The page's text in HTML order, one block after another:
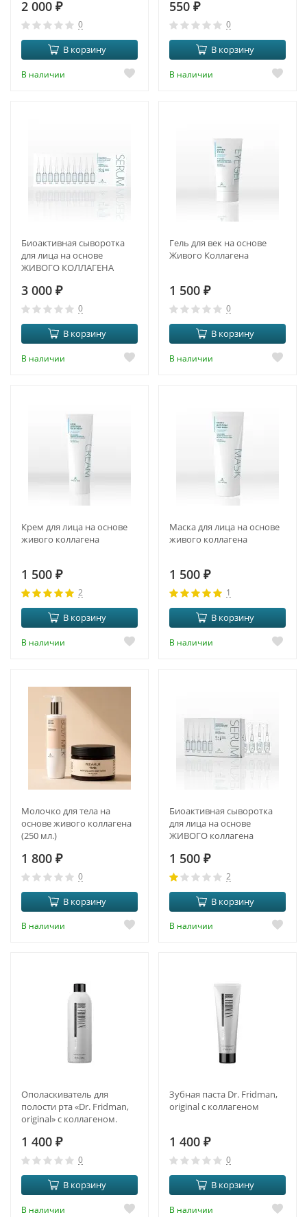
2 000 ₽
0
В корзину
В наличии
550 ₽
0
В корзину
В наличии
Биоактивная сыворотка
для лица на основе
ЖИВОГО КОЛЛАГЕНА
3 000 ₽
0
В корзину
В наличии
Гель для век на основе
Живого Коллагена
1 500 ₽
0
В корзину
В наличии
Крем для лица на основе
живого коллагена
1 500 ₽
2
В корзину
В наличии
Маска для лица на основе
живого коллагена
1 500 ₽
1
В корзину
В наличии
Молочко для тела на
основе живого коллагена
(250 мл.)
1 800 ₽
0
В корзину
В наличии
Биоактивная сыворотка
для лица на основе
ЖИВОГО коллагена
1 500 ₽
2
В корзину
В наличии
Ополаскиватель для
полости рта «Dr. Fridman,
original» с коллагеном.
1 400 ₽
0
В корзину
В наличии
Зубная паста Dr. Fridman,
original с коллагеном
1 400 ₽
0
В корзину
В наличии